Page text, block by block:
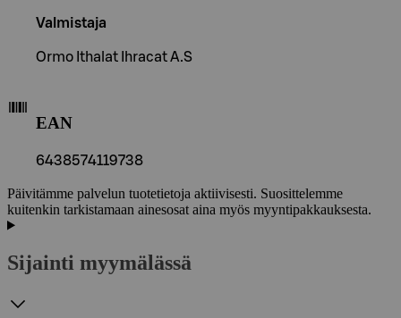
Valmistaja
Ormo Ithalat Ihracat A.S
EAN
6438574119738
Päivitämme palvelun tuotetietoja aktiivisesti. Suosittelemme
kuitenkin tarkistamaan ainesosat aina myös myyntipakkauksesta.
Sijainti myymälässä